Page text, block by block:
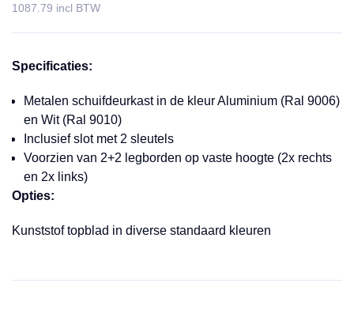
1087.79 incl BTW
Specificaties:
Metalen schuifdeurkast in de kleur Aluminium (Ral 9006)
en Wit (Ral 9010)
Inclusief slot met 2 sleutels
Voorzien van 2+2 legborden op vaste hoogte (2x rechts
en 2x links)
Opties:
Kunststof topblad in diverse standaard kleuren